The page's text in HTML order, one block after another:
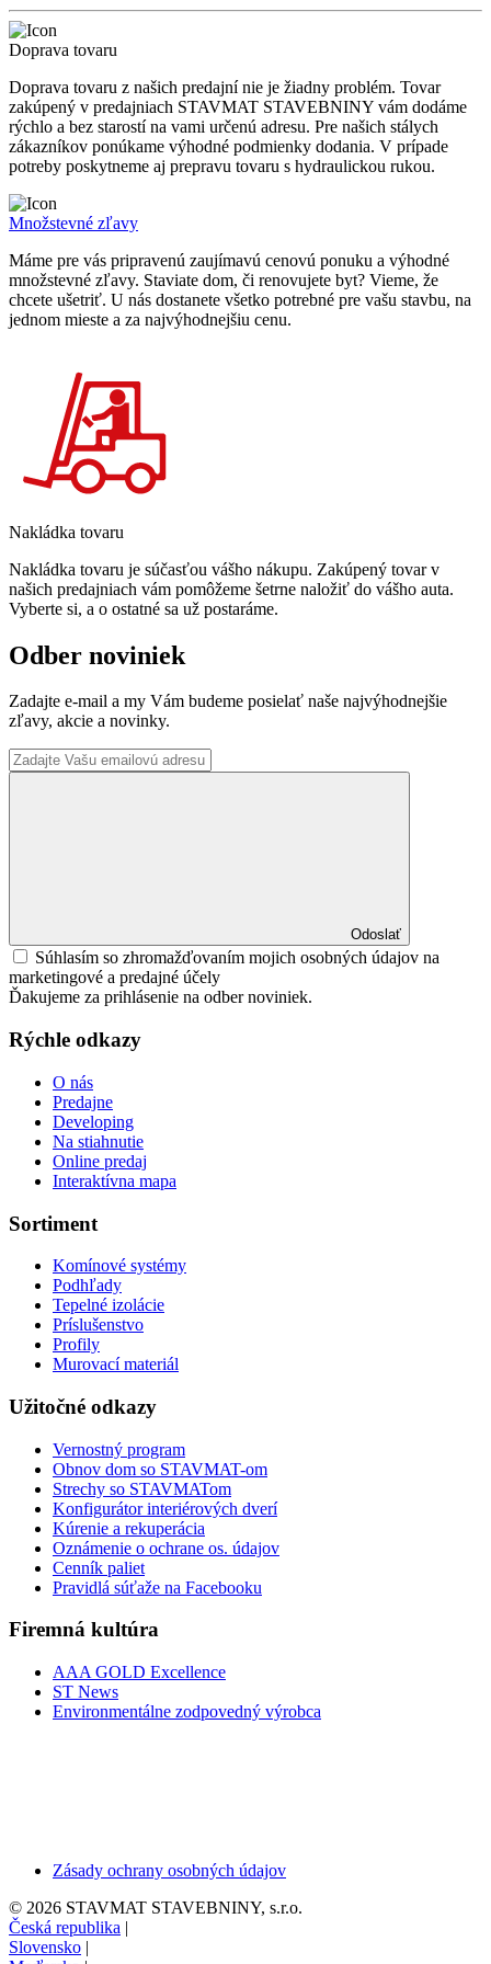
Doprava tovaru
Doprava tovaru z našich predajní nie je žiadny problém. Tovar
zakúpený v predajniach STAVMAT STAVEBNINY vám dodáme
rýchlo a bez starostí na vami určenú adresu. Pre našich stálych
zákazníkov ponúkame výhodné podmienky dodania. V prípade
potreby poskytneme aj prepravu tovaru s hydraulickou rukou.
Množstevné zľavy
Máme pre vás pripravenú zaujímavú cenovú ponuku a výhodné
množstevné zľavy. Staviate dom, či renovujete byt? Vieme, že
chcete ušetriť. U nás dostanete všetko potrebné pre vašu stavbu, na
jednom mieste a za najvýhodnejšiu cenu.
Nakládka tovaru
Nakládka tovaru je súčasťou vášho nákupu. Zakúpený tovar v
našich predajniach vám pomôžeme šetrne naložiť do vášho auta.
Vyberte si, a o ostatné sa už postaráme.
Odber noviniek
Zadajte e-mail a my Vám budeme posielať naše najvýhodnejšie
zľavy, akcie a novinky.
Odoslať
Súhlasím so zhromažďovaním mojich osobných údajov na
marketingové a predajné účely
Ďakujeme za prihlásenie na odber noviniek.
Rýchle odkazy
O nás
Predajne
Developing
Na stiahnutie
Online predaj
Interaktívna mapa
Sortiment
Komínové systémy
Podhľady
Tepelné izolácie
Príslušenstvo
Profily
Murovací materiál
Užitočné odkazy
Vernostný program
Obnov dom so STAVMAT-om
Strechy so STAVMATom
Konfigurátor interiérových dverí
Kúrenie a rekuperácia
Oznámenie o ochrane os. údajov
Cenník paliet
Pravidlá súťaže na Facebooku
Firemná kultúra
AAA GOLD Excellence
ST News
Environmentálne zodpovedný výrobca
Zásady ochrany osobných údajov
© 2026 STAVMAT STAVEBNINY, s.r.o.
Česká republika |
Slovensko |